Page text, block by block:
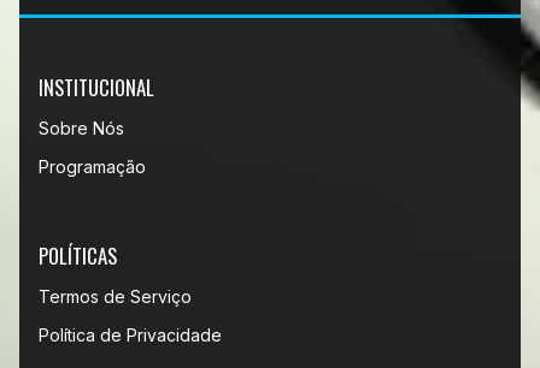
INSTITUCIONAL
Sobre Nós
Programação
POLÍTICAS
Termos de Serviço
Política de Privacidade